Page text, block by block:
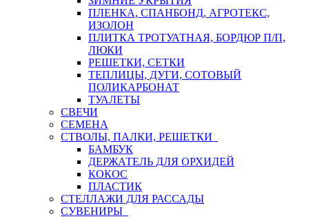
ПЛЕНКА, СПАНБОНД, АГРОТЕКС,
ИЗОЛОН
ПЛИТКА ТРОТУАТНАЯ, БОРДЮР П/П,
ЛЮКИ
РЕШЕТКИ, СЕТКИ
ТЕПЛИЦЫ, ДУГИ, СОТОВЫЙ
ПОЛИКАРБОНАТ
ТУАЛЕТЫ
СВЕЧИ
СЕМЕНА
СТВОЛЫ, ПАЛКИ, РЕШЕТКИ
БАМБУК
ДЕРЖАТЕЛЬ ДЛЯ ОРХИДЕЙ
КОКОС
ПЛАСТИК
СТЕЛЛАЖИ ДЛЯ РАССАДЫ
СУВЕНИРЫ